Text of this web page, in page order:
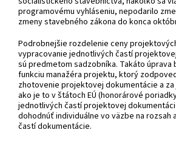
programovému vyhláseniu, nepodarilo
zmeny stavebného zákona do konca
Podrobnejšie rozdelenie ceny
vypracovanie jednotlivých častí
sú predmetom sadzobníka. Takáto úprava
funkciu manažéra projektu, ktorý
zhotovenie projektovej dokumentácie a
ako je to v štátoch EÚ (honorárové
jednotlivých častí projektovej
dohodnúť individuálne vo väzbe na
častí dokumentácie.